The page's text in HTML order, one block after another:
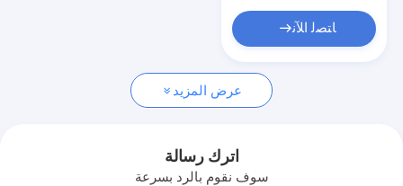
آلة الترجيع الحز
آلة الطارد الفيلم
ﺎﺘﺼﻟ ﺍﻶﻧ
عرض المزيد
اترك رسالة
سوف نقوم بالرد بسرعة